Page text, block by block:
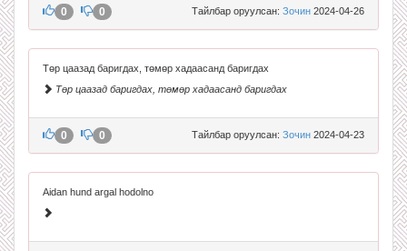
Тайлбар оруулсан: Зочин 2024-04-26
0 0
Төр цаазад баригдах, төмөр хадаасанд баригдах
Төр цаазад баригдах, төмөр хадаасанд баригдах
Тайлбар оруулсан: Зочин 2024-04-23
0 0
Aidan hund argal hodolno